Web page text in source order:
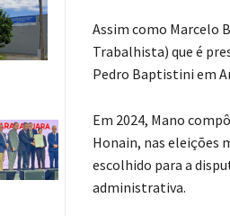
Assim como Marcelo
Trabalhista) que é
Pedro Baptistini em
Em 2024, Mano
Honain, nas eleições
escolhido para a
administrativa.